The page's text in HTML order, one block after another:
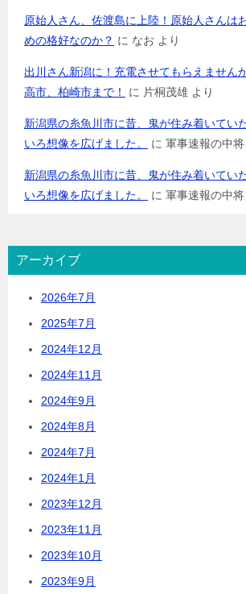
原始人さん、佐渡島に上陸！原始人さんは
めの格好なのか？ に なお より
出川さん新潟に！充電させてもらえません
高市、柏崎市まで！
に 片桐茂雄 より
新潟県の糸魚川市に昔、鬼が住み着いてい
いろ想像を広げました。
に 軍事速報の中
新潟県の糸魚川市に昔、鬼が住み着いてい
いろ想像を広げました。
に 軍事速報の中将
アーカイブ
2026年7月
2025年7月
2024年12月
2024年11月
2024年9月
2024年8月
2024年7月
2024年1月
2023年12月
2023年11月
2023年10月
2023年9月